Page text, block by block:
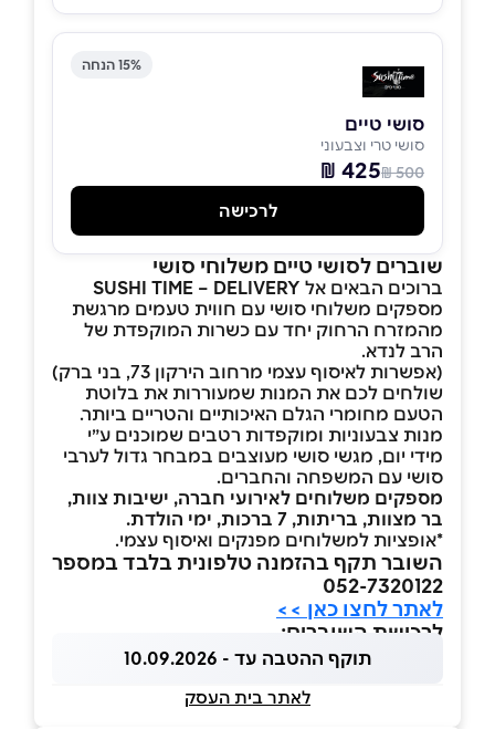
15% הנחה
סושי טיים
סושי טרי וצבעוני
500 ₪
425 ₪
לרכישה
שוברים לסושי טיים משלוחי סושי
ברוכים הבאים אל SUSHI TIME – DELIVERY
מספקים משלוחי סושי עם חווית טעמים מרגשת
מהמזרח הרחוק יחד עם כשרות המוקפדת של
הרב לנדא.
(אפשרות לאיסוף עצמי מרחוב הירקון 73, בני ברק)
שולחים לכם את המנות שמעוררות את בלוטת
הטעם מחומרי הגלם האיכותיים והטריים ביותר.
מנות צבעוניות ומוקפדות רטבים שמוכנים ע״י
מידי יום, מגשי סושי מעוצבים במבחר גדול לערבי
סושי עם המשפחה והחברים.
מספקים משלוחים לאירועי חברה, ישיבות צוות,
בר מצוות, בריתות, 7 ברכות, ימי הולדת
.
*אופציות למשלוחים מפנקים ואיסוף עצמי.
השובר תקף בהזמנה טלפונית בלבד במספר
052-7320122
לאתר לחצו כאן >>
לרכישת השוברים:
תוקף ההטבה עד - 10.09.2026
לאתר בית העסק